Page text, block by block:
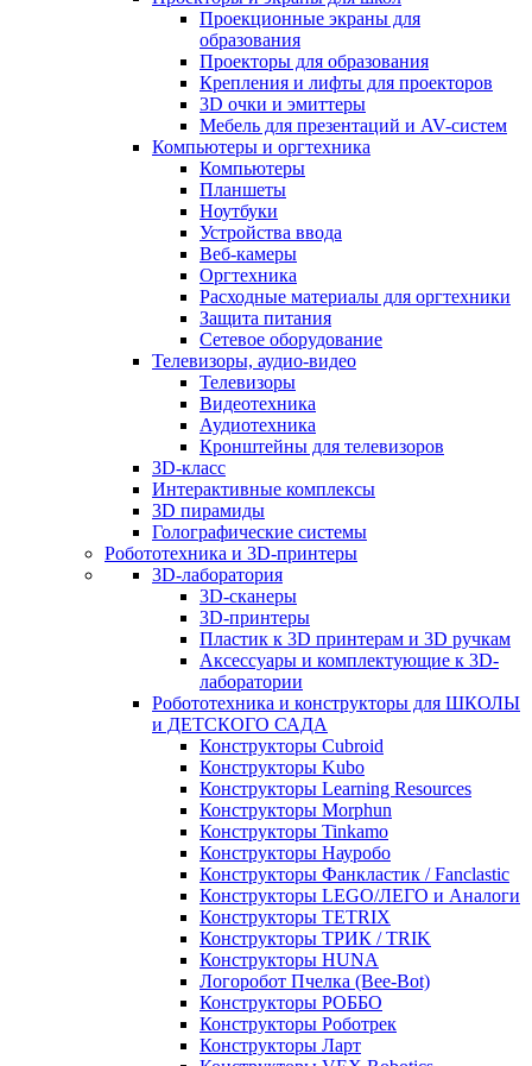
Проекционные экраны для
образования
Проекторы для образования
Крепления и лифты для проекторов
3D очки и эмиттеры
Мебель для презентаций и AV-систем
Компьютеры и оргтехника
Компьютеры
Планшеты
Ноутбуки
Устройства ввода
Веб-камеры
Оргтехника
Расходные материалы для оргтехники
Защита питания
Сетевое оборудование
Телевизоры, аудио-видео
Телевизоры
Видеотехника
Аудиотехника
Кронштейны для телевизоров
3D-класс
Интерактивные комплексы
3D пирамиды
Голографические системы
Робототехника и 3D-принтеры
3D-лаборатория
3D-сканеры
3D-принтеры
Пластик к 3D принтерам и 3D ручкам
Аксессуары и комплектующие к 3D-
лаборатории
Робототехника и конструкторы для ШКОЛЫ
и ДЕТСКОГО САДА
Конструкторы Cubroid
Конструкторы Kubo
Конструкторы Learning Resources
Конструкторы Morphun
Конструкторы Tinkamo
Конструкторы Науробо
Конструкторы Фанкластик / Fanclastic
Конструкторы LEGO/ЛЕГО и Аналоги
Конструкторы TETRIX
Конструкторы ТРИК / TRIK
Конструкторы HUNA
Логоробот Пчелка (Bee-Bot)
Конструкторы РОББО
Конструкторы Роботрек
Конструкторы Ларт